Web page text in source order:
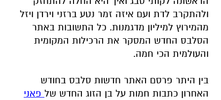
ולהתקרב לדת ועם איזה זמר נטע ברזני וירדן ויזל
מהמירוץ למיליון מדגמנות. כל התשובות באתר
הסלבס החדש המסקר את הרכילות המקומית
והעולמית הכי חמה.
בין היתר פרסם האתר חדשות סלבס בחודש
האחרון כתבות חמות על בן הזוג החדש של פאני